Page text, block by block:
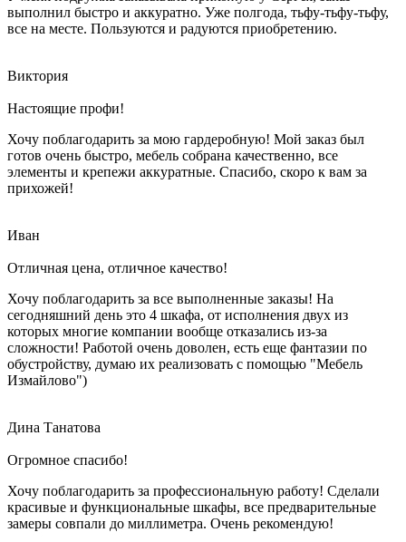
выполнил быстро и аккуратно. Уже полгода, тьфу-тьфу-тьфу,
все на месте. Пользуются и радуются приобретению.
Виктория
Настоящие профи!
Хочу поблагодарить за мою гардеробную! Мой заказ был
готов очень быстро, мебель собрана качественно, все
элементы и крепежи аккуратные. Спасибо, скоро к вам за
прихожей!
Иван
Отличная цена, отличное качество!
Хочу поблагодарить за все выполненные заказы! На
сегодняшний день это 4 шкафа, от исполнения двух из
которых многие компании вообще отказались из-за
сложности! Работой очень доволен, есть еще фантазии по
обустройству, думаю их реализовать с помощью "Мебель
Измайлово")
Дина Танатова
Огромное спасибо!
Хочу поблагодарить за профессиональную работу! Сделали
красивые и функциональные шкафы, все предварительные
замеры совпали до миллиметра. Очень рекомендую!